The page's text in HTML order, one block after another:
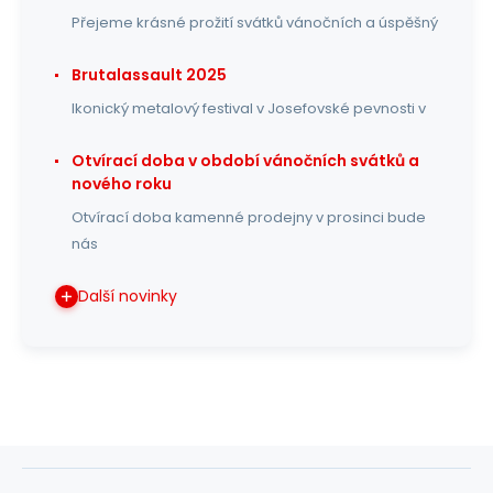
Přejeme krásné prožití svátků vánočních a úspěšný
Brutalassault 2025
Ikonický metalový festival v Josefovské pevnosti v
Otvírací doba v období vánočních svátků a
nového roku
Otvírací doba kamenné prodejny v prosinci bude
nás
Další novinky